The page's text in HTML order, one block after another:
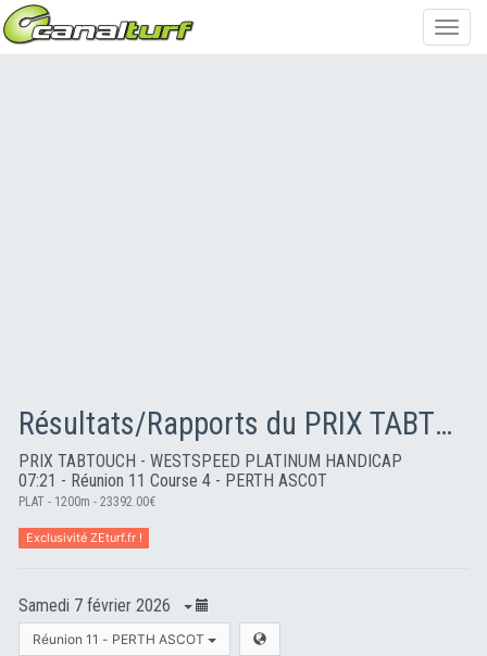
Résultats/Rapports du PRIX TABTOUCH - WESTSPEED PLATINUM HANDICAP
PRIX TABTOUCH - WESTSPEED PLATINUM HANDICAP
07:21 - Réunion 11 Course 4 - PERTH ASCOT
PLAT - 1200m - 23392.00€
Exclusivité ZEturf.fr !
Samedi 7 février 2026
Réunion 11 - PERTH ASCOT